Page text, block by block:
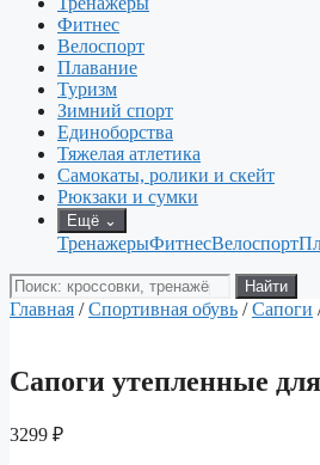
Фитнес
Велоспорт
Плавание
Туризм
Зимний спорт
Единоборства
Тяжелая атлетика
Самокаты, ролики и скейт
Рюкзаки и сумки
Ещё ⌄
ТренажерыФитнесВелоспорт
Поиск
товаров
Найти
Главная /Спортивная обувь /Сапоги
Сапоги утепленные
3299 ₽